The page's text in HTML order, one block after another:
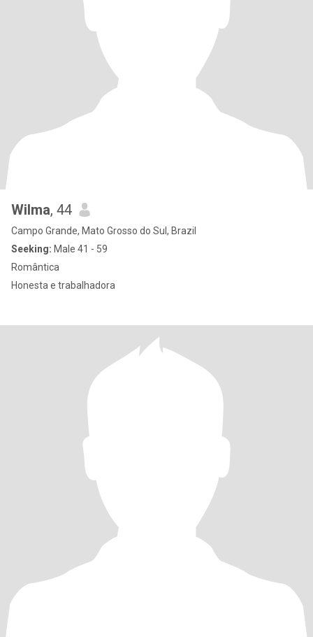
Wilma, 44
Campo Grande, Mato Grosso do Sul, Brazil
Seeking: Male 41 - 59
Romântica
Honesta e trabalhadora